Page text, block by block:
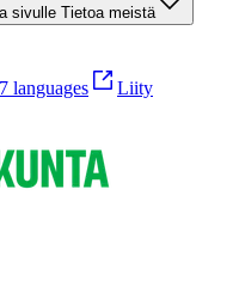
sivulle Tietoa meistä
languages
Liity